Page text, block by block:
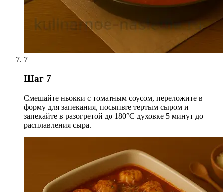
7
Шаг 7
Смешайте ньокки с томатным соусом, переложите в
форму для запекания, посыпьте тертым сыром и
запекайте в разогретой до 180°C духовке 5 минут до
расплавления сыра.